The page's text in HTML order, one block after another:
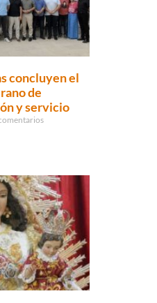
concluyen el
de
y servicio